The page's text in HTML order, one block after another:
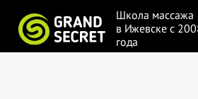
Школа массажа
в Ижевске с
года